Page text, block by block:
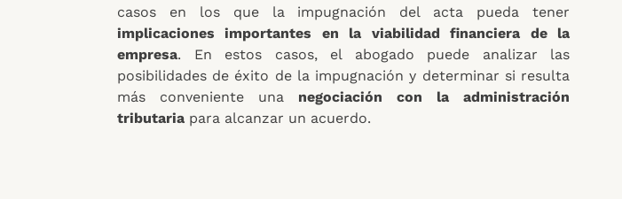
casos en los que la impugnación del acta pueda tener
implicaciones importantes en la viabilidad financiera de la
empresa. En estos casos, el abogado puede analizar las
posibilidades de éxito de la impugnación y determinar si resulta
más conveniente una negociación con la administración
tributaria para alcanzar un acuerdo.